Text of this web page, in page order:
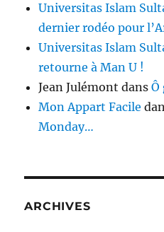
Universitas Islam
dernier rodéo pour
Universitas Islam
retourne à Man U !
Jean Julémont dansÔ
Mon Appart Facile
Monday…
ARCHIVES